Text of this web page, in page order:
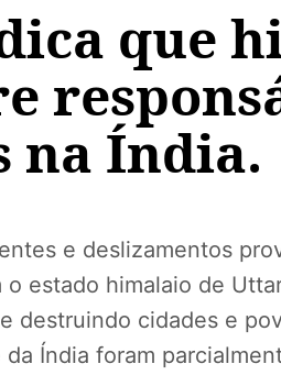
que
na Índia.
e deslizamentos
o estado himalaio de
destruindo cidades e
Índia foram